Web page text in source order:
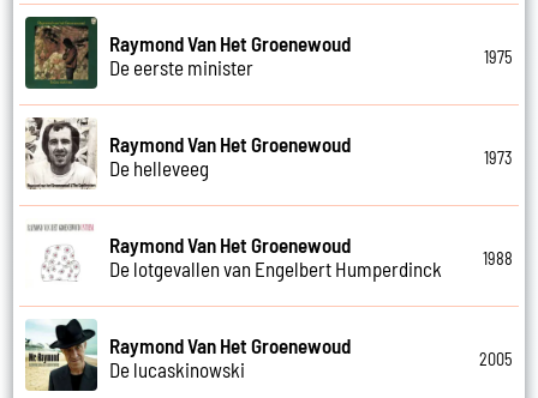
Raymond Van Het Groenewoud
De eerste minister
1975
Raymond Van Het Groenewoud
De helleveeg
1973
Raymond Van Het Groenewoud
De lotgevallen van Engelbert Humperdinck
1988
Raymond Van Het Groenewoud
De lucaskinowski
2005